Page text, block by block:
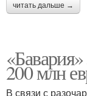
читать дальше →
200 млн
В связи с